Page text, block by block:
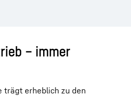
– immer
trägt erheblich zu den